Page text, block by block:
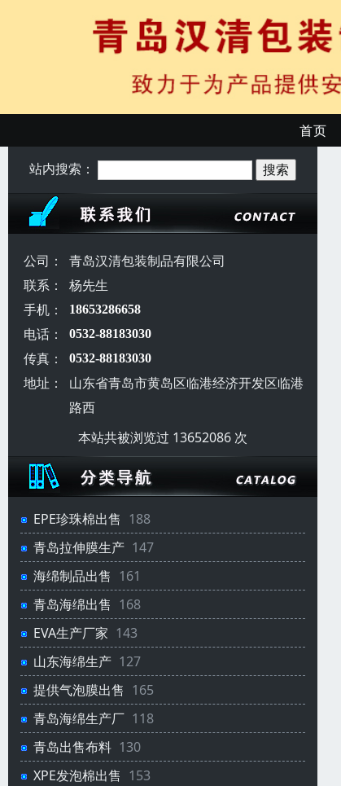
首页
站内搜索：
公司：
青岛汉清包装制品有限公司
联系：
杨先生
手机：
18653286658
电话： 0532-88183030
传真： 0532-88183030
地址：
山东省青岛市黄岛区临港经济开发区临港
路西
本站共被浏览过 13652086 次
EPE珍珠棉出售 188
青岛拉伸膜生产 147
海绵制品出售 161
青岛海绵出售 168
EVA生产厂家 143
山东海绵生产 127
提供气泡膜出售 165
青岛海绵生产厂 118
青岛出售布料 130
XPE发泡棉出售 153